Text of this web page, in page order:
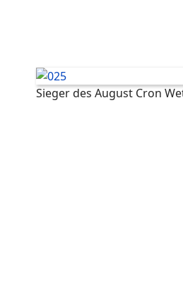
Sieger des August Cron